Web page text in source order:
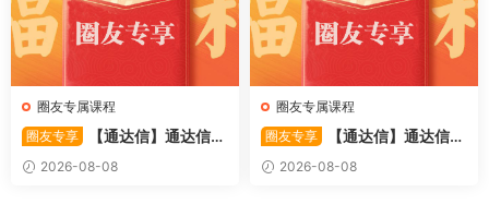
圈友专属课程
圈友专享
【通达信】通达信
〖极致主力〗主副图/选股 放
量不算突破，站上压力才算！
2026-08-08
圈友专属课程
圈友专享
【通达信】通达信
〖超强MACD〗副图指标 斐波
那契+三重共振，捕捉买卖
2026-08-08